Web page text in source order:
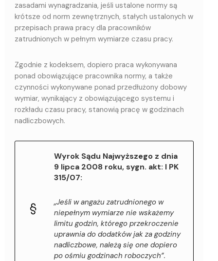
zasadami wynagradzania, jeśli ustalone normy są
krótsze od norm zewnętrznych, stałych ustalonych w
przepisach prawa pracy dla pracowników
zatrudnionych w pełnym wymiarze czasu pracy.
Zgodnie z kodeksem, dopiero praca wykonywana
ponad obowiązujące pracownika normy, a także
czynności wykonywane ponad przedłużony dobowy
wymiar, wynikający z obowiązującego systemu i
rozkładu czasu pracy, stanowią pracę w godzinach
nadliczbowych.
Wyrok Sądu Najwyższego z dnia
9 lipca 2008 roku, sygn. akt: I PK
315/07:
„Jeśli w angażu zatrudnionego w
niepełnym wymiarze nie wskażemy
limitu godzin, którego przekroczenie
uprawnia do dodatków jak za godziny
nadliczbowe, należą się one dopiero
po ośmiu godzinach roboczych”.